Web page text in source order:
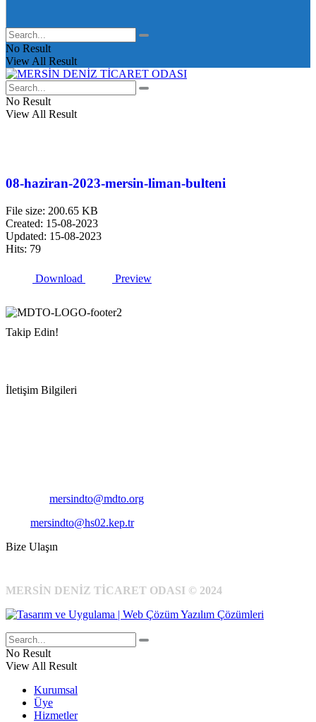
No Result
View All Result
No Result
View All Result
08-haziran-2023-mersin-liman-bulteni
File size: 200.65 KB
Created: 15-08-2023
Updated: 15-08-2023
Hits: 79
Download Preview
Takip Edin!
İletişim Bilgileri
mersindto@mdto.org
mersindto@hs02.kep.tr
Bize Ulaşın
MERSİN DENİZ TİCARET ODASI © 2024
No Result
View All Result
Kurumsal
Üye
Hizmetler